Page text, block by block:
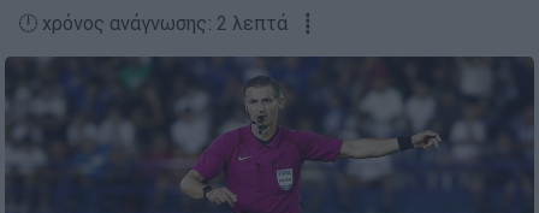
🕛 χρόνος ανάγνωσης: 2 λεπτά ┋